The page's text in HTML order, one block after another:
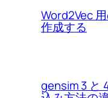
Word2Vec
作成する
gensim 3 と